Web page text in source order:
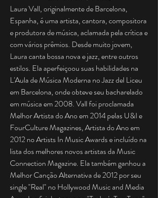
Laura Vall, originalmente de Barcelona, ​​
Espanha, é uma artista, cantora, compositora
e produtora de música, aclamada pela crítica e
com vários prêmios. Desde muito jovem,
Laura canta bossa nova e jazz, entre outros
estilos. Ela aperfeiçoou suas habilidades na
L'Aula de Música Moderna no Jazz del Liceu
em Barcelona, ​​onde obteve seu bacharelado
em música em 2008. Vall foi proclamada
Melhor Artista do Ano em 2014 pelas U&I e
FourCulture Magazines, Artista do Ano em
2012 no Artists In Music Awards e incluído na
lista dos melhores novos artistas da Music
Connection Magazine. Ela também ganhou a
Melhor Canção Alternativa de 2012 por seu
single "Real" no Hollywood Music and Media